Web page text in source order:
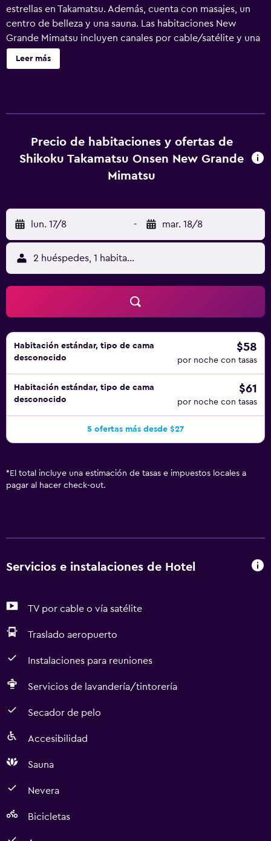
estrellas en Takamatsu. Además, cuenta con masajes, un
centro de belleza y una sauna. Las habitaciones New
Grande Mimatsu incluyen canales por cable/satélite y una
nevera, mientras que el baño tiene albornoces y un
secador de pelo. Además, pueden prepararse bebidas
encuentran a poca distancia del hotel y, concretamente,
Takamatsu City Museum of Art y The Kagawa Museum
están a solo diez minutos a pie. Se puede acceder
Leer más
Precio de habitaciones y ofertas de
Shikoku Takamatsu Onsen New Grande
Mimatsu
lun. 17/8 - mar. 18/8
2 huéspedes, 1 habitación
Habitación estándar, tipo de cama
desconocido
$58
por noche con tasas
Habitación estándar, tipo de cama
desconocido
$61
por noche con tasas
5 ofertas más desde $27
* El total incluye una estimación de tasas e impuestos locales a
pagar al hacer check-out.
Servicios e instalaciones de Hotel
TV por cable o vía satélite
Traslado aeropuerto
Instalaciones para reuniones
Servicios de lavandería/tintorería
Secador de pelo
Accesibilidad
Sauna
Nevera
Bicicletas